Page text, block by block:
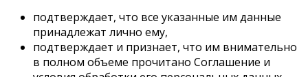
подтверждает, что все указанные им данные
принадлежат лично ему,
подтверждает и признает, что им внимательно
в полном объеме прочитано Соглашение и